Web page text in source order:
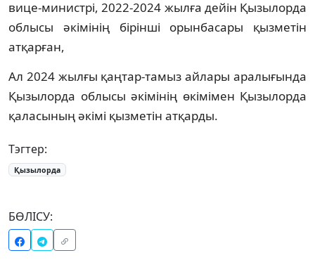
вице-министрі, 2022-2024 жылға дейін Қызылорда
облысы әкімінің бірінші орынбасары қызметін
атқарған,
Ал 2024 жылғы қаңтар-тамыз айлары аралығында
Қызылорда облысы әкімінің өкімімен Қызылорда
қаласының әкімі қызметін атқарды.
Тэгтер:
Қызылорда
БӨЛІСУ: